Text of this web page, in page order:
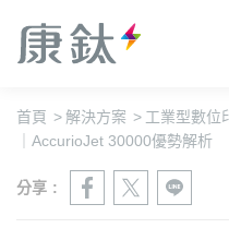
首頁 >解決方案 > 工業型數位
｜AccurioJet 30000優勢解析
分享 :